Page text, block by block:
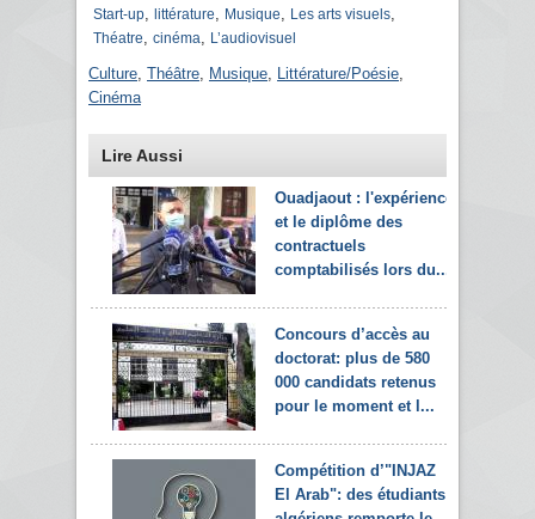
Start-up littérature Musique Les arts visuels
Théatre cinéma L’audiovisuel
Culture Théâtre Musique Littérature/Poésie
Cinéma
Lire Aussi
Ouadjaout : l'expérience
et le diplôme des
contractuels
comptabilisés lors du...
Concours d’accès au
doctorat: plus de 580
000 candidats retenus
pour le moment et l...
Compétition d’"INJAZ
El Arab": des étudiants